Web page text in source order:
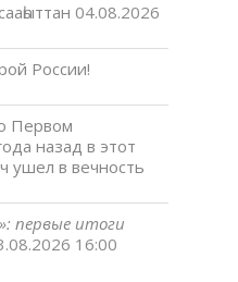
04.08.2026
России!
Первом
назад в этот
ушел в вечность
первые итоги
16:00